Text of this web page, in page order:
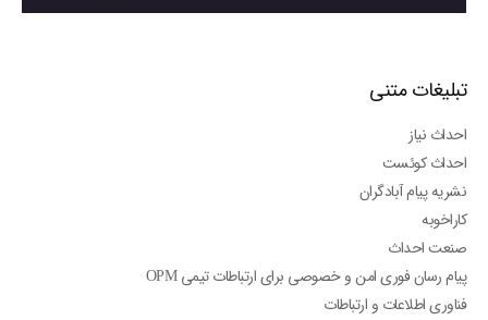
تبلیغات متنی
احداث نیاز
احداث کوئست
نشریه پیام آبادگران
کاراخوبه
صنعت احداث
پیام رسان فوری امن و خصوصی برای ارتباطات تیمی OPM
فناوری اطلاعات و ارتباطات